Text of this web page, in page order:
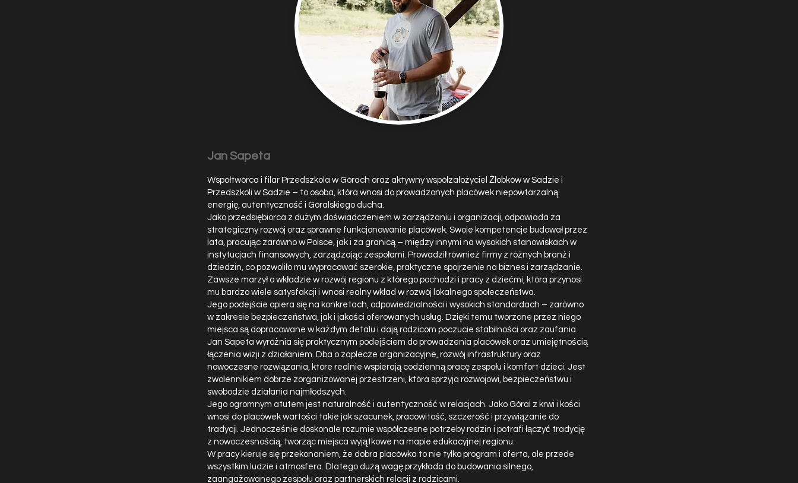
Jan Sapeta
Współtwórca i filar Przedszkola w Górach oraz aktywny współzałożyciel Żłobków w Sadzie i
Przedszkoli w Sadzie – to osoba, która wnosi do prowadzonych placówek niepowtarzalną
energię, autentyczność i Góralskiego ducha.
Jako przedsiębiorca z dużym doświadczeniem w zarządzaniu i organizacji, odpowiada za
strategiczny rozwój oraz sprawne funkcjonowanie placówek. Swoje kompetencje budował przez
lata, pracując zarówno w Polsce, jak i za granicą – między innymi na wysokich stanowiskach w
instytucjach finansowych, zarządzając zespołami. Prowadził również firmy z różnych branż i
dziedzin, co pozwoliło mu wypracować szerokie, praktyczne spojrzenie na biznes i zarządzanie.
Zawsze marzył o wkładzie w rozwój regionu z którego pochodzi i pracy z dziećmi, która przynosi
mu bardzo wiele satysfakcji i wnosi realny wkład w rozwój lokalnego społeczeństwa.
Jego podejście opiera się na konkretach, odpowiedzialności i wysokich standardach – zarówno
w zakresie bezpieczeństwa, jak i jakości oferowanych usług. Dzięki temu tworzone przez niego
miejsca są dopracowane w każdym detalu i dają rodzicom poczucie stabilności oraz zaufania.
Jan Sapeta wyróżnia się praktycznym podejściem do prowadzenia placówek oraz umiejętnością
łączenia wizji z działaniem. Dba o zaplecze organizacyjne, rozwój infrastruktury oraz
nowoczesne rozwiązania, które realnie wspierają codzienną pracę zespołu i komfort dzieci. Jest
zwolennikiem dobrze zorganizowanej przestrzeni, która sprzyja rozwojowi, bezpieczeństwu i
swobodzie działania najmłodszych.
Jego ogromnym atutem jest naturalność i autentyczność w relacjach. Jako Góral z krwi i kości
wnosi do placówek wartości takie jak szacunek, pracowitość, szczerość i przywiązanie do
tradycji. Jednocześnie doskonale rozumie współczesne potrzeby rodzin i potrafi łączyć tradycję
z nowoczesnością, tworząc miejsca wyjątkowe na mapie edukacyjnej regionu.
W pracy kieruje się przekonaniem, że dobra placówka to nie tylko program i oferta, ale przede
wszystkim ludzie i atmosfera. Dlatego dużą wagę przykłada do budowania silnego,
zaangażowanego zespołu oraz partnerskich relacji z rodzicami.